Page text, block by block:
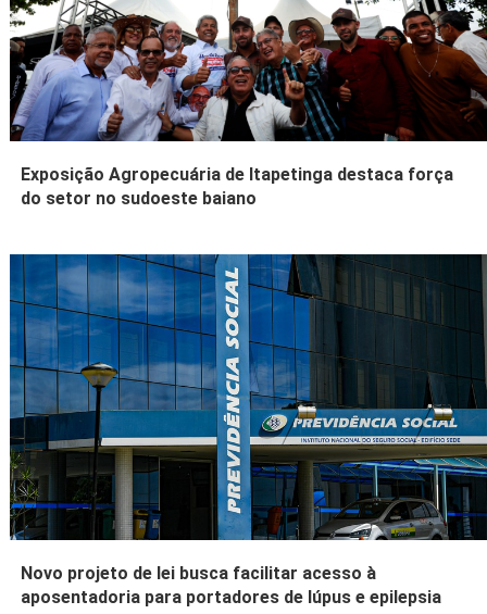
Exposição Agropecuária de Itapetinga destaca força
do setor no sudoeste baiano
Novo projeto de lei busca facilitar acesso à
aposentadoria para portadores de lúpus e epilepsia